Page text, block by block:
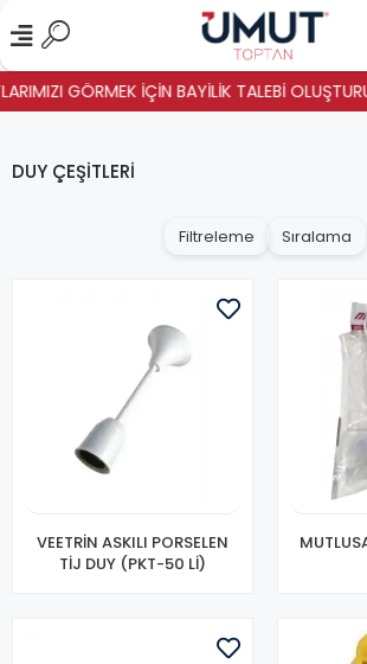
GÖRMEK İÇİN BAYİLİK TALEBİ
DUY ÇEŞİTLERİ
Filtreleme Sıralama
VEETRİN ASKILI PORSELEN
TİJ DUY (PKT-50 Lİ)